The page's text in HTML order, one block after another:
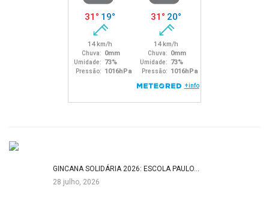
GINCANA SOLIDÁRIA 2026: ESCOLA PAULO…
28 julho, 2026